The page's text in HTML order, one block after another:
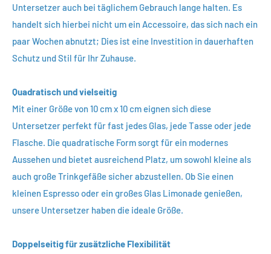
Untersetzer auch bei täglichem Gebrauch lange halten. Es
handelt sich hierbei nicht um ein Accessoire, das sich nach ein
paar Wochen abnutzt; Dies ist eine Investition in dauerhaften
Schutz und Stil für Ihr Zuhause.
Quadratisch und vielseitig
Mit einer Größe von 10 cm x 10 cm eignen sich diese
Untersetzer perfekt für fast jedes Glas, jede Tasse oder jede
Flasche. Die quadratische Form sorgt für ein modernes
Aussehen und bietet ausreichend Platz, um sowohl kleine als
auch große Trinkgefäße sicher abzustellen. Ob Sie einen
kleinen Espresso oder ein großes Glas Limonade genießen,
unsere Untersetzer haben die ideale Größe.
Doppelseitig für zusätzliche Flexibilität